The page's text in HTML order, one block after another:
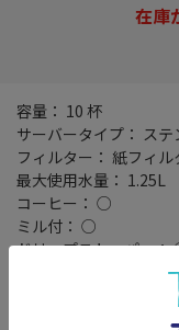
在庫
容量： 10 杯
サーバータイプ： ス
フィルター： 紙フィル
最大使用水量： 1.25L
コーヒー： ○
ミル付： ○
ドリップストッパー
スイングバスケット：